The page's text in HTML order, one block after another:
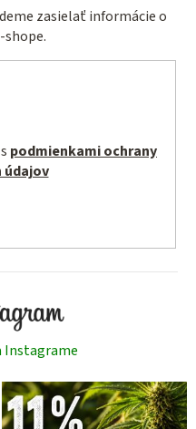
zasielať informácie o
podmienkami ochrany
údajov
Instagrame